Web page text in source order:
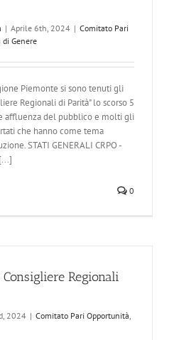
| Aprile 6th, 2024 | Comitato Pari
di Genere
Piemonte si sono tenuti gli
Regionali di Parità" lo scorso 5
affluenza del pubblico e molti gli
che hanno come tema
STATI GENERALI CRPO -
0
Regionali
2024 | Comitato Pari Opportunità,